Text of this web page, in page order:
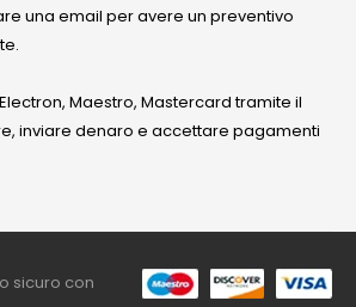
una email per avere un preventivo
Maestro, Mastercard tramite il
inviare denaro e accettare pagamenti
sicuro con